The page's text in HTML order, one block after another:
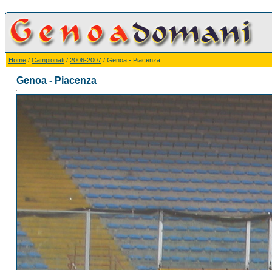
Home / Campionati / 2006-2007 / Genoa - Piacenza
Genoa - Piacenza